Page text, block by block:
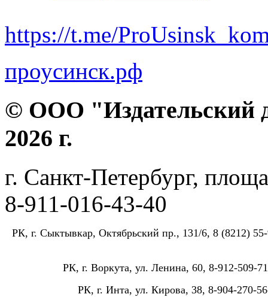
https://t.me/
проусинск.рф
© ООО "Издательский
2026 г.
г. Санкт-Петербург,
8-911-016-43-40
РК, г. Сыктывкар, Октябрьский пр., 131/6, 8 (8212)
РК, г. Воркута, ул. Ленина, 60, 8-912-509-
РК, г. Инта, ул. Кирова, 38, 8-904-270-